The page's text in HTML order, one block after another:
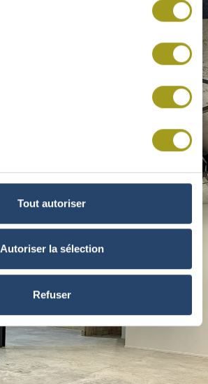
Tout autoriser
Autoriser la sélection
Refuser